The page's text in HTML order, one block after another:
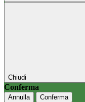
Chiudi
Conferma
Annulla Conferma